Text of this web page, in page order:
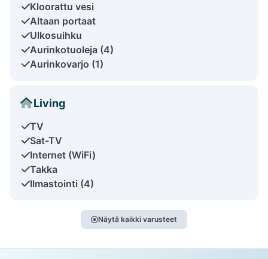
Kloorattu vesi
Altaan portaat
Ulkosuihku
Aurinkotuoleja (4)
Aurinkovarjo (1)
Living
TV
Sat-TV
Internet (WiFi)
Takka
Ilmastointi (4)
Näytä kaikki varusteet